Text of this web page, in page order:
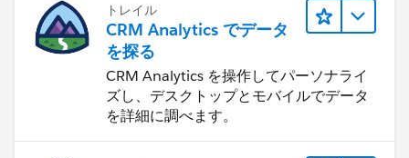
トレイル
CRM Analytics でデータ
を探る
CRM Analytics を操作してパーソナライ
ズし、デスクトップとモバイルでデータ
を詳細に調べます。